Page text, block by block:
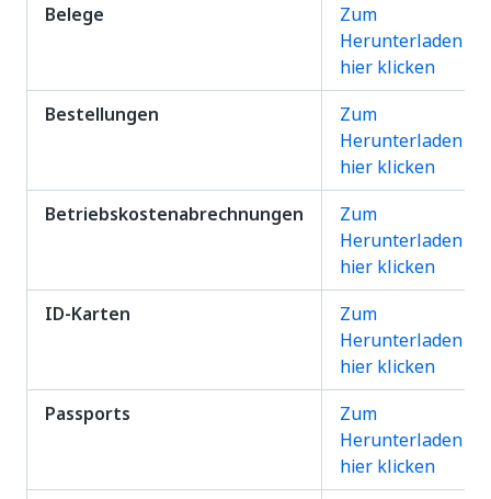
Belege
Zum
Herunterladen
hier klicken
Bestellungen
Zum
Herunterladen
hier klicken
Betriebskostenabrechnungen
Zum
Herunterladen
hier klicken
ID-Karten
Zum
Herunterladen
hier klicken
Passports
Zum
Herunterladen
hier klicken